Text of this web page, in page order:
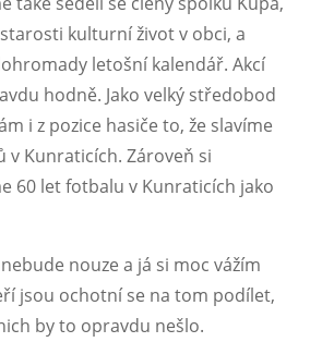
kulturní život v obci, a
letošní kalendář. Akcí
hodně. Jako velký středobod
i z pozice hasiče to, že slavíme
v Kunraticích. Zároveň si
60 let fotbalu v Kunraticích jako
nouze a já si moc vážím
jsou ochotní se na tom podílet,
by to opravdu nešlo.